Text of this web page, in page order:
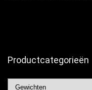
Productcategorieën